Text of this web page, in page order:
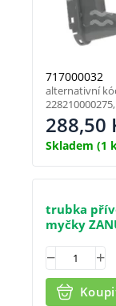
717000032
288,50
Skladem (1
alternativní
trubka
myčky